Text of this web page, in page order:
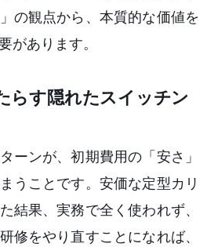
の観点から、本質的な価値を
があります。
らす隠れたスイッチン
ーンが、初期費用の「安さ」
うことです。安価な定型カリ
結果、実務で全く使われず、
修をやり直すことになれば、